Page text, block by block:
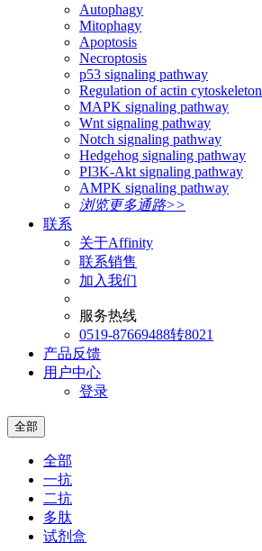
Autophagy
Mitophagy
Apoptosis
Necroptosis
p53 signaling pathway
Regulation of actin cytoskeleton
MAPK signaling pathway
Wnt signaling pathway
Notch signaling pathway
Hedgehog signaling pathway
PI3K-Akt signaling pathway
AMPK signaling pathway
浏览更多通路>>
联系
关于Affinity
联系销售
加入我们
服务热线
0519-87669488转8021
产品反馈
用户中心
登录
全部
全部
一抗
二抗
多肽
试剂盒